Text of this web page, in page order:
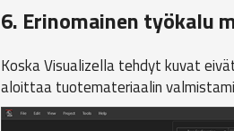
6. Erinomainen työkalu
Koska Visualizella tehdyt kuvat
aloittaa tuotemateriaalin